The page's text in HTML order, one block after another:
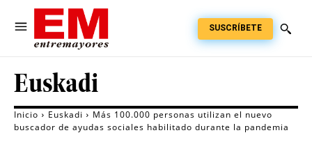
SUSCRÍBETE
Euskadi
Inicio Euskadi
Más 100.000 personas utilizan el nuevo
buscador de ayudas sociales habilitado durante la pandemia